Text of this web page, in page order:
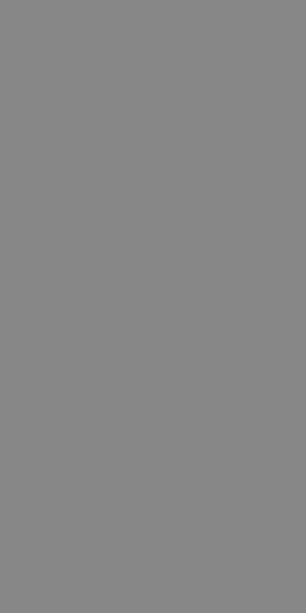
en el
de propósito
las variables
es un número
usa puede ser
es
para un
del
no da como
sitios.
el
de
sitio. Registra
en
del
no da como
sitios.
entre humanos
web, con el
el uso de su
fines de
OpenX para
es difícil.